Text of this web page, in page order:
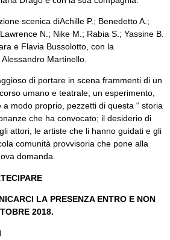
scenica diAchille P.; Benedetto A.;
N.; Nike M.; Rabia S.; Yassine B.
e Flavia Bussolotto, con la
Martinello.
di portare in scena frammenti di un
umano e teatrale; un esperimento,
modo proprio, pezzetti di questa “ storia
che ha convocato; il desiderio di
attori, le artiste che li hanno guidati e gli
comunità provvisoria che pone alla
domanda.
LA PRESENZA ENTRO E NON
2018.